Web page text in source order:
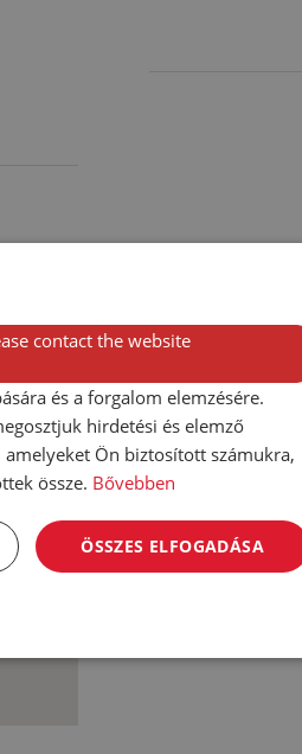
contact the website
és a forgalom elemzésére.
hirdetési és elemző
Ön biztosított számukra,
össze. Bővebben
ÖSSZES ELFOGADÁSA